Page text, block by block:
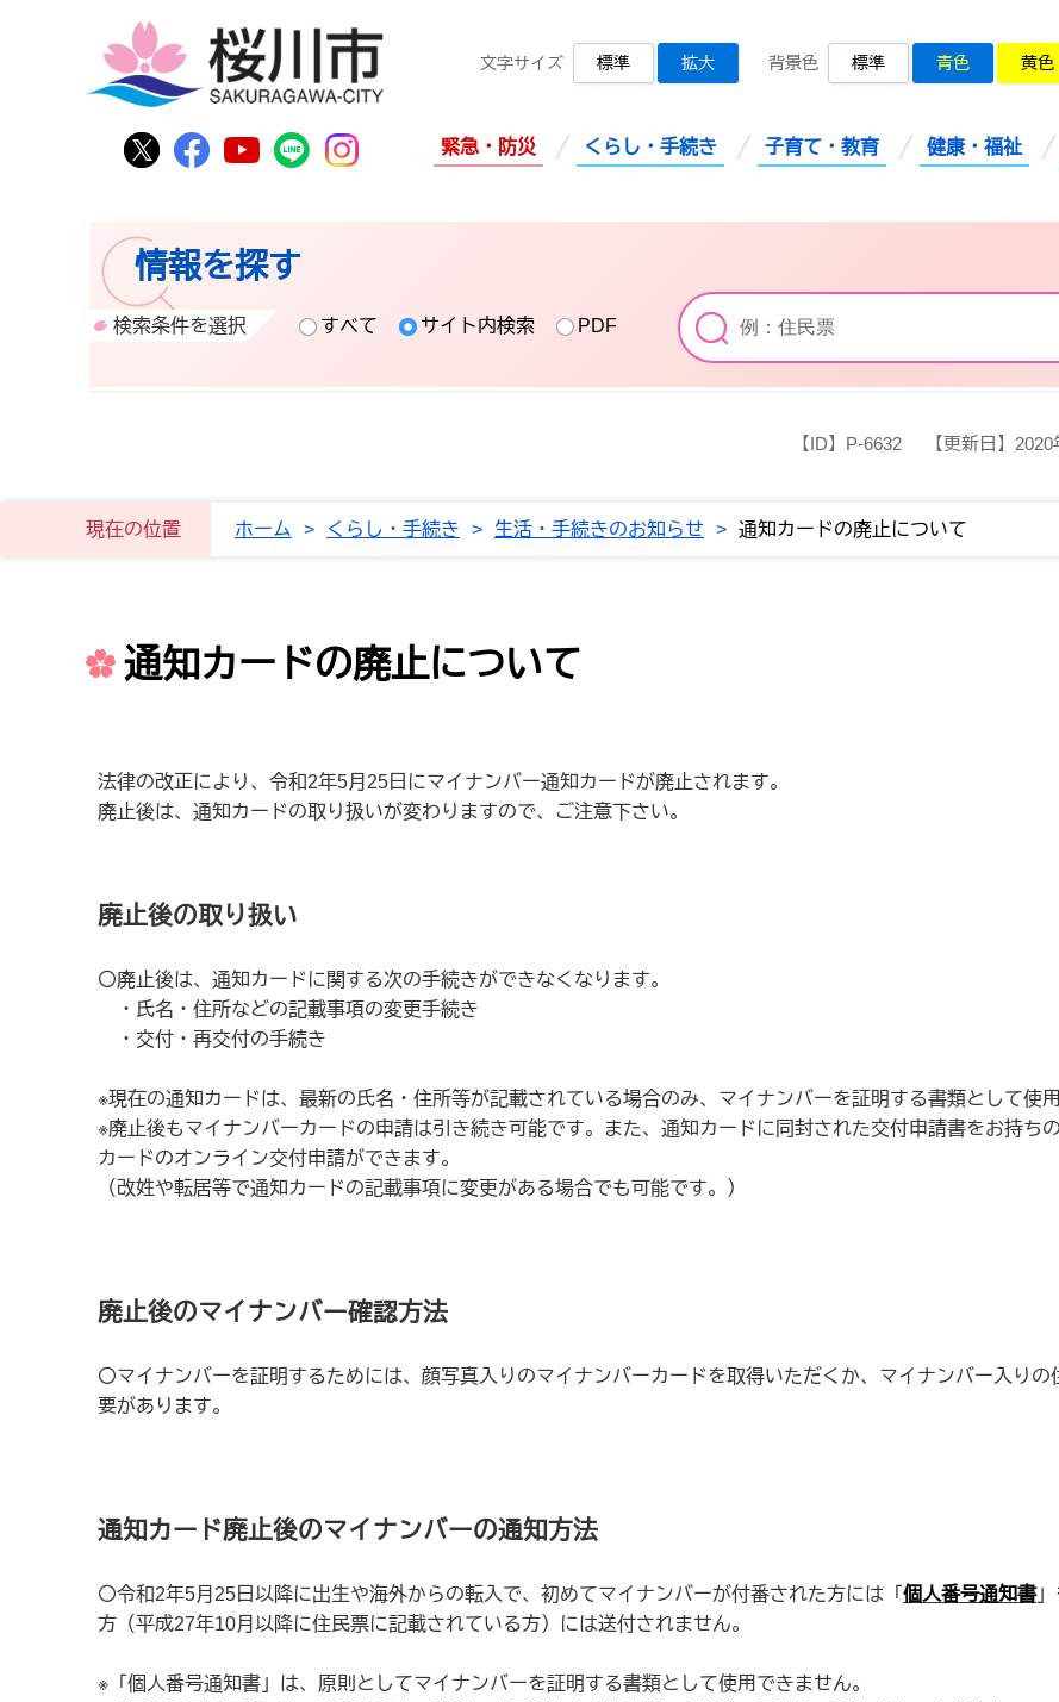
桜川市公式Twitter
桜川市公式Facebook
桜川市公式YouTube
桜川市公式LINE
Instagram
文字サイズ 標準 拡大 背景色 標準 青色 黄色
緊急・防災 くらし・手続き 子育て・教育 健康・福祉
情報を探す
検索条件を選択 すべて サイト内検索 PDF
【ID】 P-6632 【更新日】 2020
現在の位置 ホーム > くらし・手続き > 生活・手続きのお知らせ > 通知カードの廃止について
通知カードの廃止について
法律の改正により、令和2年5月25日にマイナンバー通知カードが廃止されます。
廃止後は、通知カードの取り扱いが変わりますので、ご注意下さい。
廃止後の取り扱い
〇廃止後は、通知カードに関する次の手続きができなくなります。
・氏名・住所などの記載事項の変更手続き
・交付・再交付の手続き
※現在の通知カードは、最新の氏名・住所等が記載されている場合のみ、マイナンバーを証明する書類として使
※廃止後もマイナンバーカードの申請は引き続き可能です。また、通知カードに同封された交付申請書をお持ち
カードのオンライン交付申請ができます。
（改姓や転居等で通知カードの記載事項に変更がある場合でも可能です。）
廃止後のマイナンバー確認方法
〇マイナンバーを証明するためには、顔写真入りのマイナンバーカードを取得いただくか、マイナンバー入り
要があります。
通知カード廃止後のマイナンバーの通知方法
〇令和2年5月25日以降に出生や海外からの転入で、初めてマイナンバーが付番された方には「 個人番号通知書」
方（平成27年10月以降に住民票に記載されている方）には送付されません。
※「個人番号通知書」は、原則としてマイナンバーを証明する書類として使用できません。